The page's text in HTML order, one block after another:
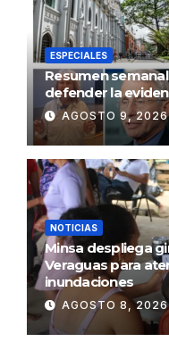
ESPECIALES
Resumen
defender la
AGOSTO 9,
NOTICIAS
Minsa despliega
Veraguas para
inundaciones
AGOSTO 8, 2026